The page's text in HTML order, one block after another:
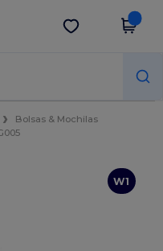
Descargar app
Bolsas & Mochilas
W1